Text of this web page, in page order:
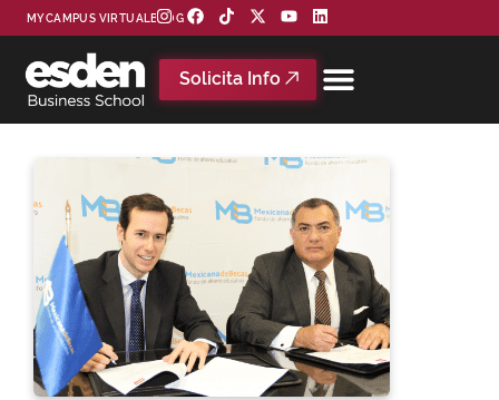
MYCAMPUS VIRTUAL BLOG
Solicita Info